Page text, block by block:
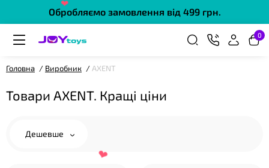
Обробляємо замовлення від 499 грн.
0
Головна Виробник AXENT
Товари AXENT. Кращі ціни
Дешевше